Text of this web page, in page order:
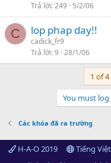
Trả lời 249 5/2/06
C lop phap day!!
cadick_fr9
Trả lời 9 28/1/06
1 of 4
You must
Các khóa đã ra trường
H-A-O 2019
Tiếng Việt